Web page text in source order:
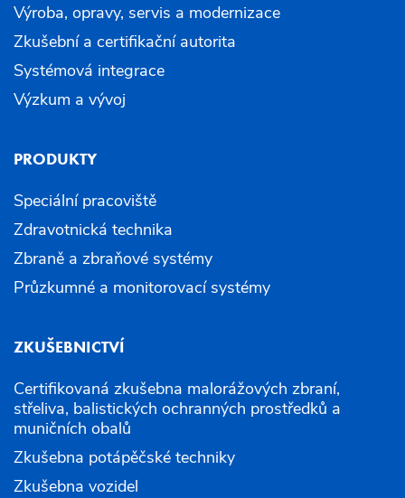
Výroba, opravy, servis a modernizace
Zkušební a certifikační autorita
Systémová integrace
Výzkum a vývoj
PRODUKTY
Speciální pracoviště
Zdravotnická technika
Zbraně a zbraňové systémy
Průzkumné a monitorovací systémy
ZKUŠEBNICTVÍ
Certifikovaná zkušebna malorážových zbraní,
střeliva, balistických ochranných prostředků a
muničních obalů
Zkušebna potápěčské techniky
Zkušebna vozidel